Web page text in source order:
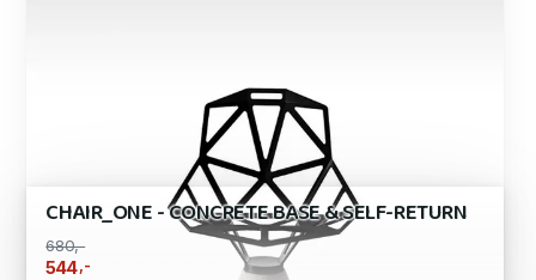
CHAIR_ONE - CONCRETE BASE & SELF-RETURN
680,-
544,-